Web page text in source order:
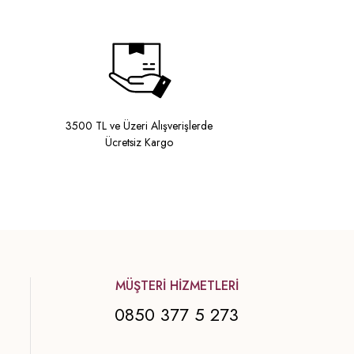
3500 TL ve Üzeri Alışverişlerde
Ücretsiz Kargo
MÜŞTERİ HİZMETLERİ
0850 377 5 273